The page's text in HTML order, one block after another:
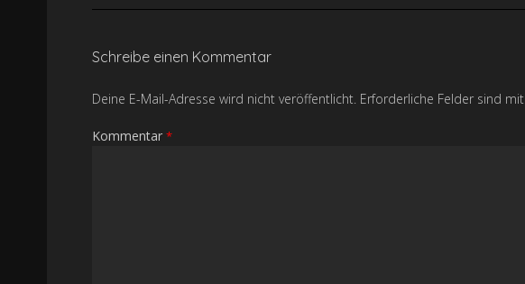
Schreibe einen Kommentar
Deine E-Mail-Adresse wird nicht veröffentlicht. Erforderliche Felder sind mit
Kommentar *